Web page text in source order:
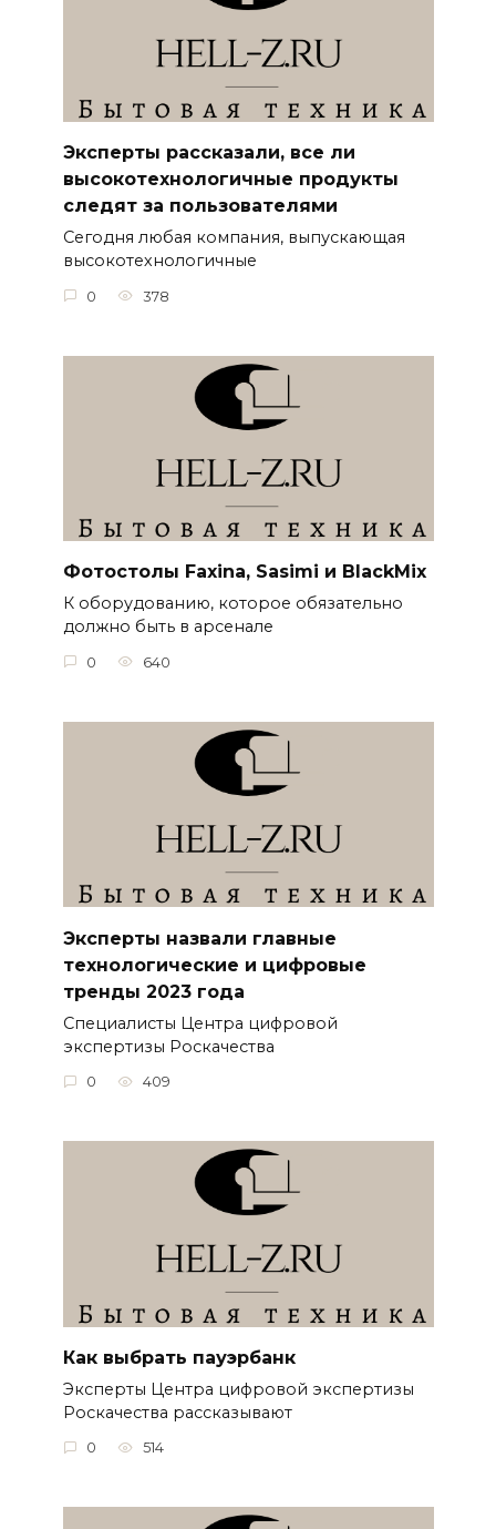
Эксперты рассказали, все ли
высокотехнологичные продукты
следят за пользователями
Сегодня любая компания, выпускающая
высокотехнологичные
0 378
Фотостолы Faxina, Sasimi и BlackMix
К оборудованию, которое обязательно
должно быть в арсенале
0 640
Эксперты назвали главные
технологические и цифровые
тренды 2023 года
Специалисты Центра цифровой
экспертизы Роскачества
0 409
Как выбрать пауэрбанк
Эксперты Центра цифровой экспертизы
Роскачества рассказывают
0 514